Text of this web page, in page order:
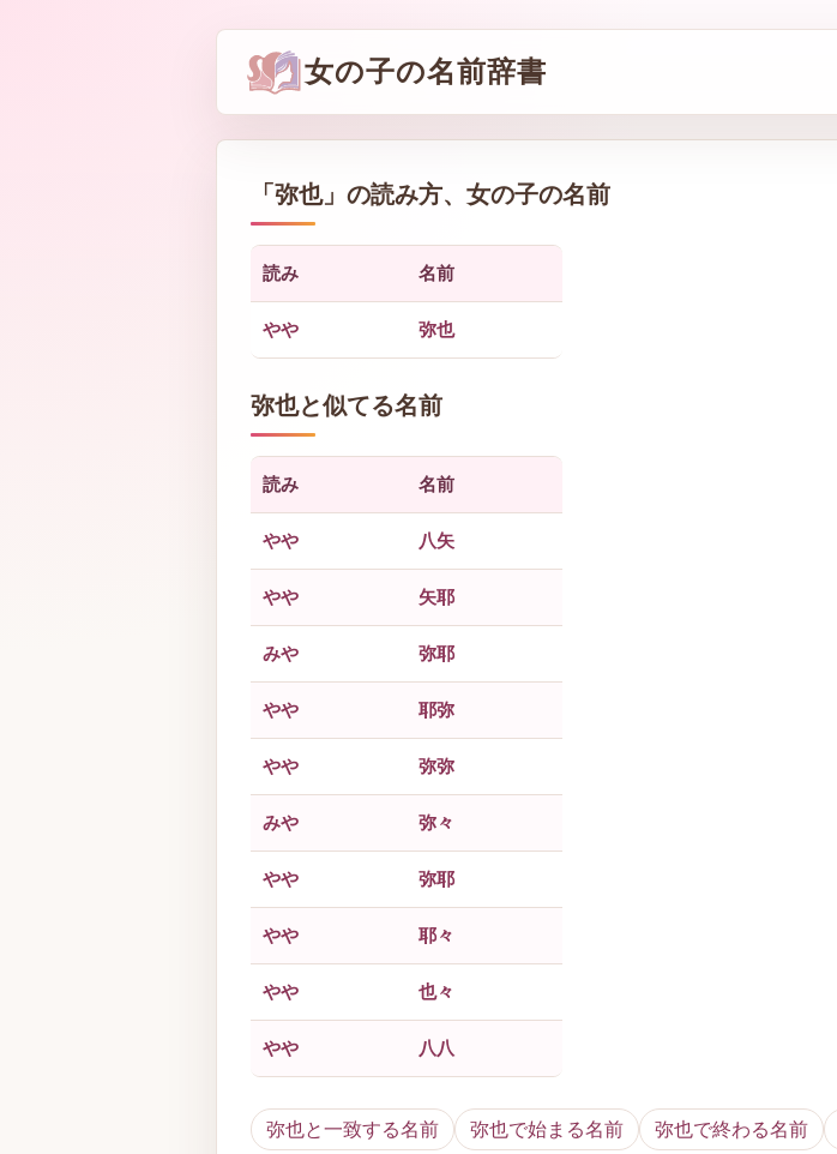
女の子の名前辞書
「弥也」の読み方、女の子の名前
読み 名前
やや 弥也
弥也と似てる名前
読み 名前
やや 八矢
やや 矢耶
みや 弥耶
やや 耶弥
やや 弥弥
みや 弥々
やや 弥耶
やや 耶々
やや 也々
やや 八八
弥也と一致する名前 弥也で始まる名前 弥也で終わる名前